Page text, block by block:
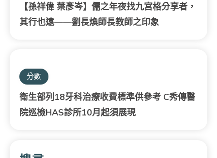
【孫祥偉 葉彥岑】儒之年夜找九宮格分享者，
其行也遠——劉長煥師長教師之印象
分數
衛生部列18牙科治療收費標準供參考 C秀傳醫
院巡檢HAS診所10月起須展現